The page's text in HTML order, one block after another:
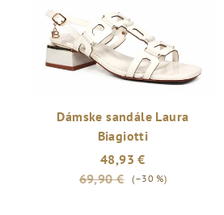
Dámske sandále Laura
Biagiotti
48,93 €
69,90 €
(–30 %)